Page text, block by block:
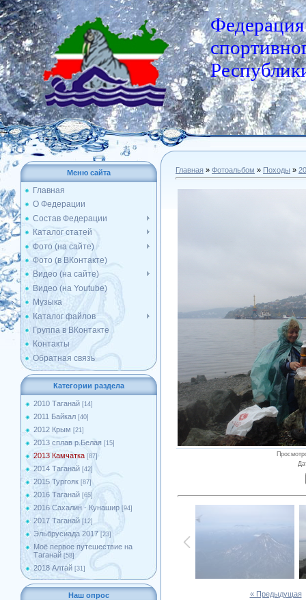
Федерация
Меню сайта
Главная
О Федерации
Состав Федерации
Каталог статей
Фото (на сайте)
Фото (в ВКонтакте)
Видео (на сайте)
Видео (на Youtube)
Музыка
Каталог файлов
Группа в ВКонтакте
Контакты
Обратная связь
Категории раздела
2010 Таганай [14]
2011 Байкал [40]
2012 Крым [21]
2013 сплав р.Белая [15]
2013 Камчатка [87]
2014 Таганай [42]
2015 Тургояк [87]
2016 Таганай [65]
2016 Сахалин - Кунашир [94]
2017 Таганай [12]
Эльбрусиада 2017 [23]
Моё первое путешествие на
Таганай [58]
2018 Алтай [31]
Наш опрос
Главная » Фотоальбом » Походы »
« Предыдущая